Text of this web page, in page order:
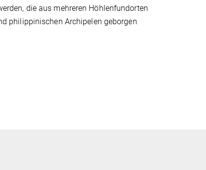
die aus mehreren Höhlenfundorten
philippinischen Archipelen geborgen